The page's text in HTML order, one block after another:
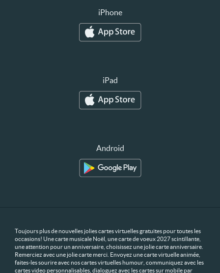
iPhone
iPad
Android
Toujours plus de nouvelles jolies cartes virtuelles gratuites pour toutes les
occasions! Une carte musicale Noël, une carte de voeux 2027 scintillante,
une attention pour un anniversaire, choisissez une jolie carte anniversaire.
Remerciez avec une jolie carte merci. Envoyez une carte virtuelle animée,
faites-les sourire avec nos cartes virtuelles humour, communiquez avec les
cartes video personnalisables, dialoguez avec les cartes sur mobile par